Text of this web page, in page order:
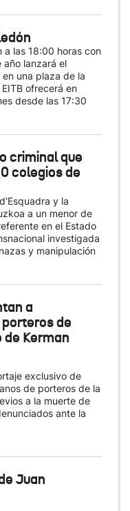
a las 18:00 horas con
lanzará el
una plaza de la
ofrecerá en
desde las 17:30
criminal que
colegios de
y la
a un menor de
en el Estado
investigada
y manipulación
a
de
Kerman
exclusivo de
de porteros de la
a la muerte de
ante la
Juan